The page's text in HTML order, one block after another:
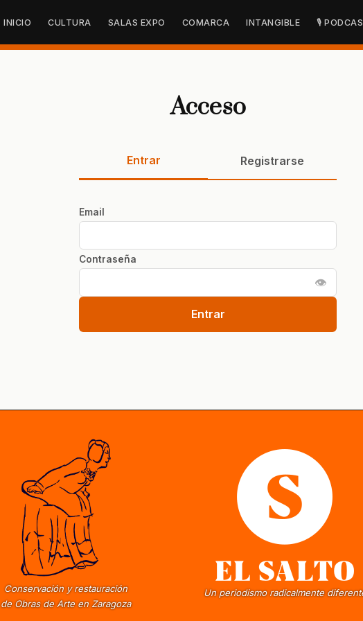
INICIO CULTURA SALAS EXPO COMARCA INTANGIBLE 🎙
Acceso
Entrar Registrarse
Email
Contraseña
👁
Entrar
Conservación y restauración
de Obras de Arte en Zaragoza
Un periodismo radicalmente